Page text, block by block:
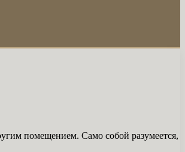
помещением. Само собой разумеется,